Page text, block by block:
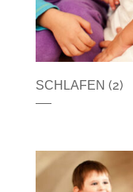
SCHLAFEN (2)